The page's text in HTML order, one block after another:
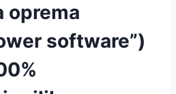
oprema
software”)